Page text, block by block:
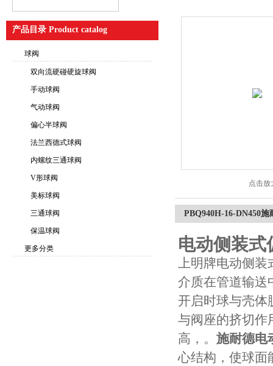
产品目录 Product catalog
球阀
双向流硬碰硬旋球阀
手动球阀
气动球阀
偏心半球阀
法兰西德式球阀
内螺纹三通球阀
V形球阀
美标球阀
三通球阀
保温球阀
更多分类
点击放
PBQ940H-16-DN450
电动侧装式
上明牌电动侧装
介质在管道输送
开启时球与壳体
与阀座的挤切作
高，。 施耐德电
心结构，使球面